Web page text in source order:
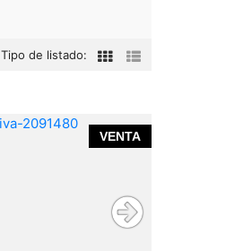
Tipo de listado:
VENTA